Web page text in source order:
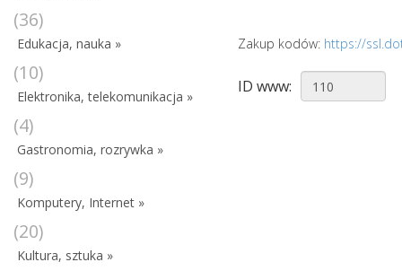
(36)
Edukacja, nauka »
(10)
Elektronika, telekomunikacja »
(4)
Gastronomia, rozrywka »
(9)
Komputery, Internet »
(20)
Kultura, sztuka »
Zakup kodów: https://
ID www: